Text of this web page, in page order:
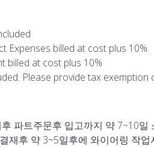
Expenses billed at cost plus 10%
billed at cost plus 10%
Please provide tax exemption
파트주문후 입고까지 약 7~10일
재후 약 3~5일후에 와이어링 작